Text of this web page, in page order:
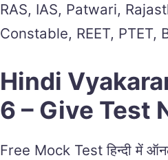
RAS, IAS, Patwari,
Constable, REET, PTET,
Hindi
6 – Give Test
Free Mock Test हिन्दी में